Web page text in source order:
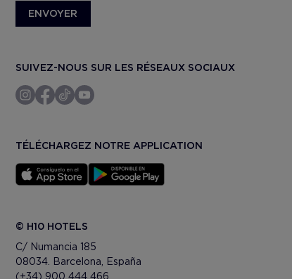
ENVOYER
SUIVEZ-NOUS SUR LES RÉSEAUX SOCIAUX
TÉLÉCHARGEZ NOTRE APPLICATION
© H10 HOTELS
C/ Numancia 185
08034. Barcelona, España
(+34) 900 444 466